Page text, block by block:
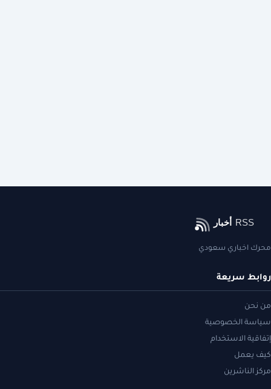
محرك اخباري سعودي
روابط سريعة
من نحن
سياسة الخصوصية
إتفاقية الاستخدام
كيف يعمل
مركز الناشرين